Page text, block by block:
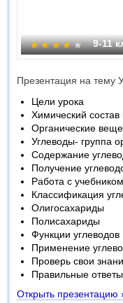
9-11
Презентация на тему
Цели урока
Химический состав
Органические
Углеводы- группа
Содержание
Получение
Работа с учебником
Классификация
Олигосахариды
Полисахариды
Функции углеводов
Применение
Проверь свои
Правильные ответы
Открыть презентацию